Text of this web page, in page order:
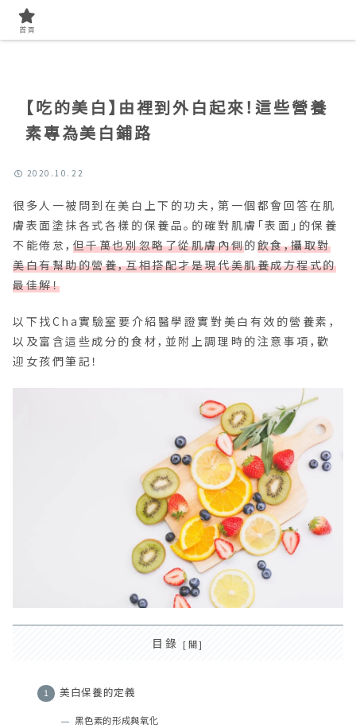
【吃的美白】由裡到外白起來！這些營養
素專為美白鋪路
2020.10.22
很多人一被問到在美白上下的功夫，第一個都會回答在肌
膚表面塗抹各式各樣的保養品。的確對肌膚「表面」的保養
不能倦怠， 但千萬也別忽略了從肌膚內側的飲食，攝取對
美白有幫助的營養，互相搭配才是現代美肌養成方程式的
最佳解！
以下找Cha實驗室要介紹醫學證實對美白有效的營養素，
以及富含這些成分的食材，並附上調理時的注意事項，歡
迎女孩們筆記！
目錄
美白保養的定義
黑色素的形成與氧化
首頁